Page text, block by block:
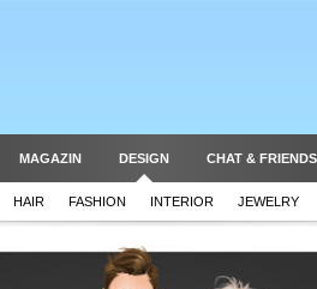
MAGAZIN DESIGN CHAT & FRIENDS
HAIR FASHION INTERIOR JEWELRY